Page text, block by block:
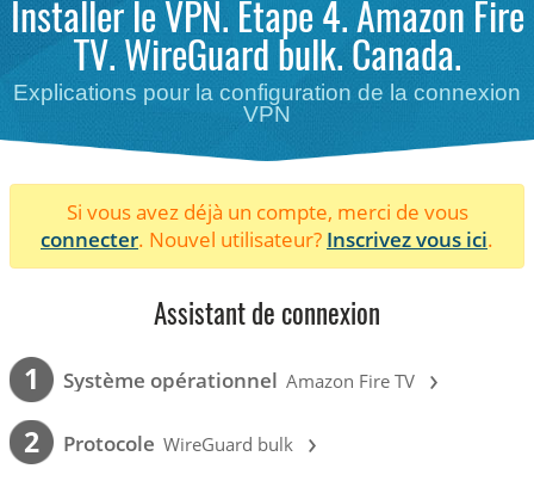
Installer le VPN. Etape 4. Amazon Fire
TV. WireGuard bulk. Canada.
Explications pour la configuration de la connexion
VPN
Si vous avez déjà un compte, merci de vous
connecter. Nouvel utilisateur? Inscrivez vous ici.
Assistant de connexion
1 Système opérationnel Amazon Fire TV ›
2 Protocole WireGuard bulk ›